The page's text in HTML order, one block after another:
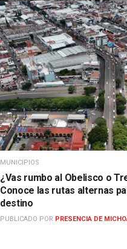
MUNICIPIOS
¿Vas rumbo al Obelisco o
Conoce las rutas alternas
destino
PUBLICADO POR PRESENCIA DE